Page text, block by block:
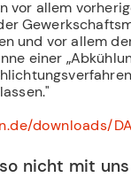
vor allem
und vor allem
einer
downloads/
so nicht mit uns